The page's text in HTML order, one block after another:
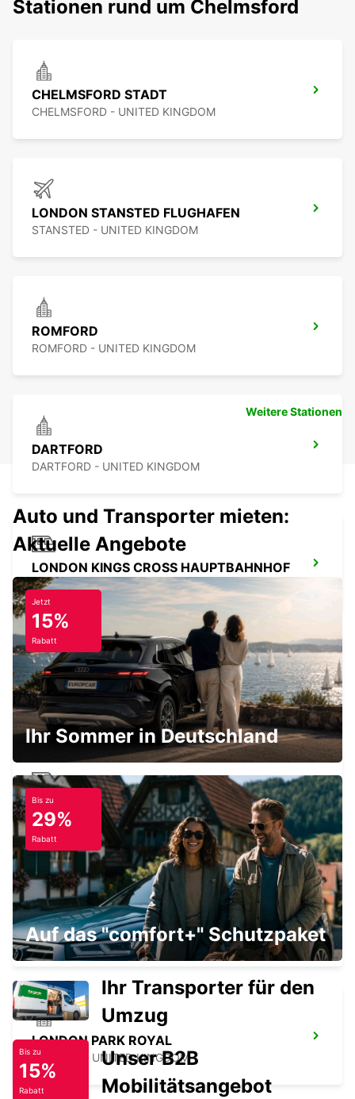
Stationen rund um Chelmsford
CHELMSFORD STADT
CHELMSFORD - UNITED KINGDOM
LONDON STANSTED FLUGHAFEN
STANSTED - UNITED KINGDOM
ROMFORD
ROMFORD - UNITED KINGDOM
DARTFORD
DARTFORD - UNITED KINGDOM
LONDON KINGS CROSS HAUPTBAHNHOF
LONDON - UNITED KINGDOM
LONDON ST PANCRAS HAUPTBAHNHOF
LONDON - UNITED KINGDOM
LONDON VICTORIA HAUPTBAHNHOF
LONDON - UNITED KINGDOM
LONDON WANDSWORTH
LONDON - UNITED KINGDOM
LONDON PARK ROYAL
LONDON - UNITED KINGDOM
Weitere Stationen
Auto und Transporter mieten:
Aktuelle Angebote
Jetzt
15%
Rabatt
Ihr Sommer in Deutschland
Bis zu
29%
Rabatt
Auf das "comfort+" Schutzpaket
Ihr Transporter für den
Umzug
Bis zu
15%
Rabatt
Unser B2B
Mobilitätsangebot